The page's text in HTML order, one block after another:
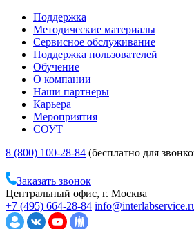
Поддержка
Методические материалы
Сервисное обслуживание
Поддержка пользователей
Обучение
О компании
Наши партнеры
Карьера
Мероприятия
СОУТ
8 (800) 100-28-84 (бесплатно для
Заказать звонок
Центральный офис, г. Москва
+7 (495) 664-28-84